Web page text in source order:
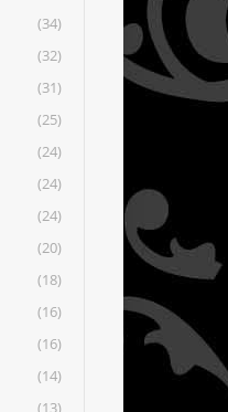
(34)
(32)
(31)
(25)
(24)
(24)
(24)
(20)
(18)
(16)
(16)
(14)
(13)